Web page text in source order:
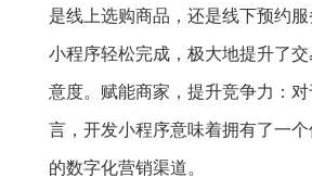
是线上选购商品，还是线下预约
小程序轻松完成，极大地提升了
意度。赋能商家，提升竞争力：
言，开发小程序意味着拥有了一
的数字化营销渠道。